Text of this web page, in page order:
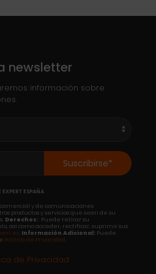
newsletter
información sobre
Suscribirse*
ESPAÑA
y de comunicaciones
productos y servicios que sean de su
Derechos: Puede retirar su
así como acceder, rectificar, suprimir sus
. Información Adicional: Puede
Política de Privacidad.
de Privacidad